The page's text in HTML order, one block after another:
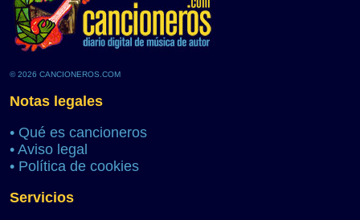
© 2026 CANCIONEROS.COM
Notas legales
• Qué es cancioneros
• Aviso legal
• Política de cookies
Servicios